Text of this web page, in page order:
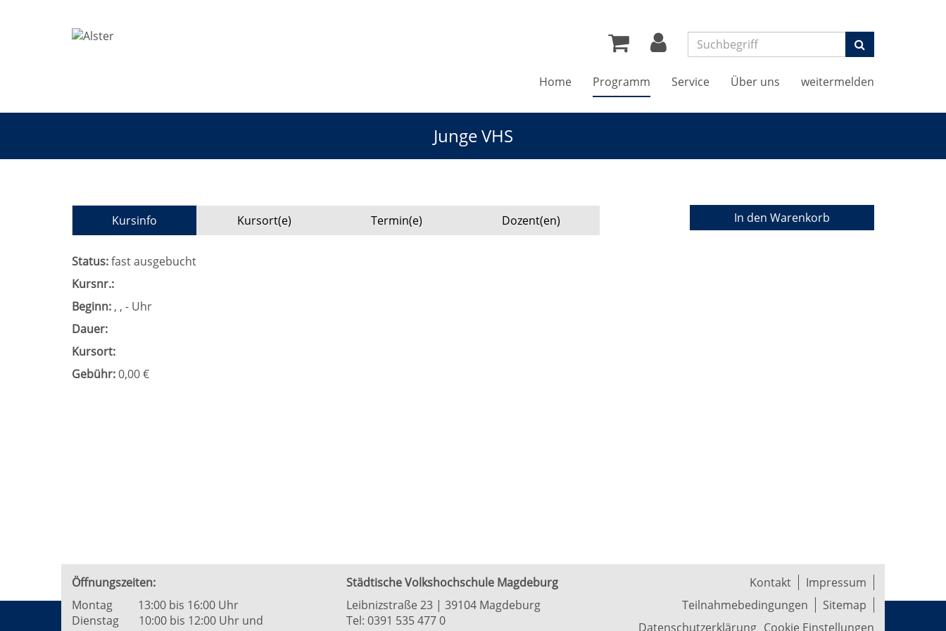
Suchen
Home Programm Service Über uns weitermelden
Junge VHS
Kursinfo Kursort(e) Termin(e) Dozent(en)
Status:fast ausgebucht
Kursnr.:
Beginn: , , - Uhr
Dauer:
Kursort:
Gebühr:0,00 €
In den Warenkorb
Öffnungszeiten:
Montag 13:00 bis 16:00 Uhr
Dienstag 10:00 bis 12:00 Uhr und
Städtische Volkshochschule Magdeburg
Leibnizstraße 23 | 39104 Magdeburg
Tel: 0391 535 477 0
Kontakt
Impressum
Teilnahmebedingungen
Sitemap
Datenschutzerklärung Cookie Einstellungen